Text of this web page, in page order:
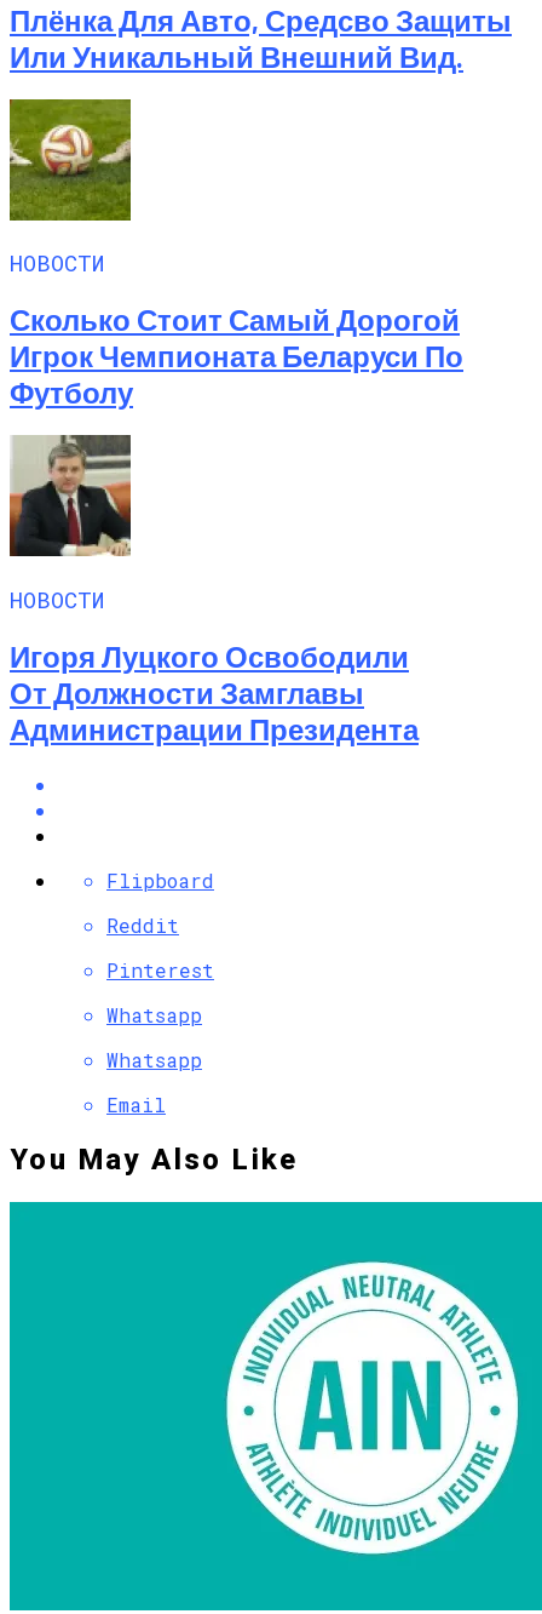
Плёнка Для Авто, Средсво Защиты
Или Уникальный Внешний Вид.
НОВОСТИ
Сколько Стоит Самый Дорогой
Игрок Чемпионата Беларуси По
Футболу
НОВОСТИ
Игоря Луцкого Освободили
От Должности Замглавы
Администрации Президента
Flipboard
Reddit
Pinterest
Whatsapp
Whatsapp
Email
You May Also Like